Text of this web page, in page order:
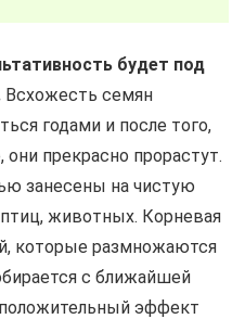
будет под
Всхожесть семян
годами и после того,
прекрасно прорастут.
занесены на чистую
животных. Корневая
которые размножаются
с ближайшей
положительный эффект